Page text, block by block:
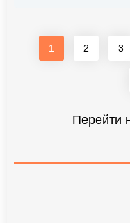
1 2 3
Перейти